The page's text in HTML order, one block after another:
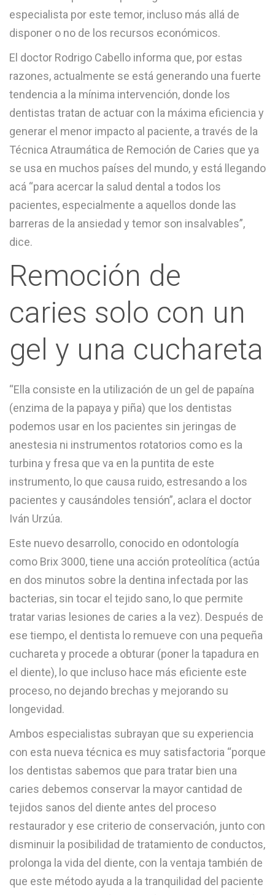
especialista por este temor, incluso más allá de
disponer o no de los recursos económicos.
El doctor Rodrigo Cabello informa que, por estas
razones, actualmente se está generando una fuerte
tendencia a la mínima intervención, donde los
dentistas tratan de actuar con la máxima eficiencia y
generar el menor impacto al paciente, a través de la
Técnica Atraumática de Remoción de Caries que ya
se usa en muchos países del mundo, y está llegando
acá “para acercar la salud dental a todos los
pacientes, especialmente a aquellos donde las
barreras de la ansiedad y temor son insalvables”,
dice.
Remoción de
caries solo con un
gel y una cuchareta
“Ella consiste en la utilización de un gel de papaína
(enzima de la papaya y piña) que los dentistas
podemos usar en los pacientes sin jeringas de
anestesia ni instrumentos rotatorios como es la
turbina y fresa que va en la puntita de este
instrumento, lo que causa ruido, estresando a los
pacientes y causándoles tensión”, aclara el doctor
Iván Urzúa.
Este nuevo desarrollo, conocido en odontología
como Brix 3000, tiene una acción proteolítica (actúa
en dos minutos sobre la dentina infectada por las
bacterias, sin tocar el tejido sano, lo que permite
tratar varias lesiones de caries a la vez). Después de
ese tiempo, el dentista lo remueve con una pequeña
cuchareta y procede a obturar (poner la tapadura en
el diente), lo que incluso hace más eficiente este
proceso, no dejando brechas y mejorando su
longevidad.
Ambos especialistas subrayan que su experiencia
con esta nueva técnica es muy satisfactoria “porque
los dentistas sabemos que para tratar bien una
caries debemos conservar la mayor cantidad de
tejidos sanos del diente antes del proceso
restaurador y ese criterio de conservación, junto con
disminuir la posibilidad de tratamiento de conductos,
prolonga la vida del diente, con la ventaja también de
que este método ayuda a la tranquilidad del paciente